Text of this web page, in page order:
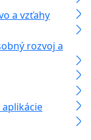
a vzťahy
rozvoj a